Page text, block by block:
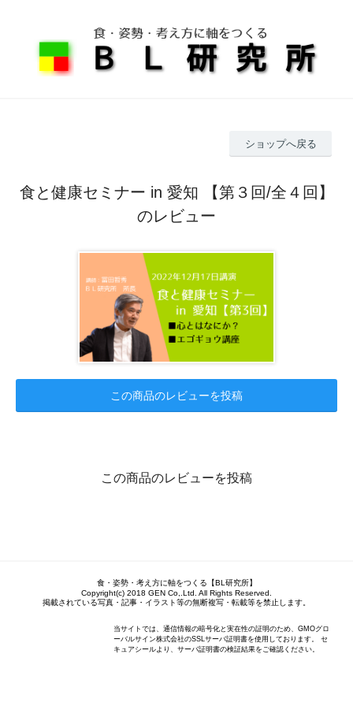
ショップへ戻る
食と健康セミナー in 愛知 【第３回/全４回】
のレビュー
この商品のレビューを投稿
この商品のレビューを投稿
食・姿勢・考え方に軸をつくる【BL研究所】
Copyright(c) 2018 GEN Co,.Ltd. All Rights Reserved.
掲載されている写真・記事・イラスト等の無断複写・転載等を禁止します。
当サイトでは、通信情報の暗号化と実在性の証明のため、GMOグロ
ーバルサイン株式会社のSSLサーバ証明書を使用しております。 セ
キュアシールより、サーバ証明書の検証結果をご確認ください。